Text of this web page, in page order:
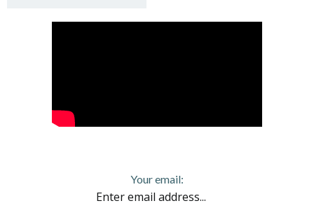
Your email: